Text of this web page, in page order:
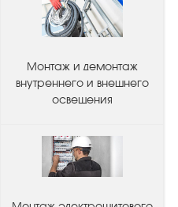
Монтаж и демонтаж
внутреннего и внешнего
освещения